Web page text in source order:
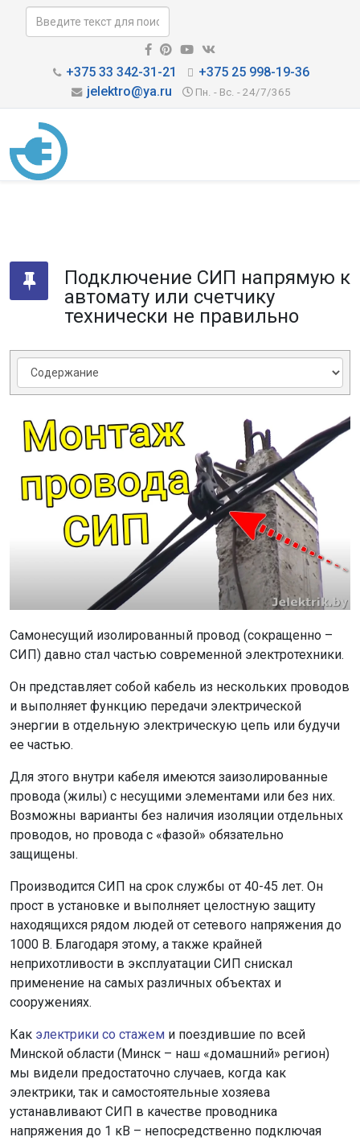
+375 33 342-31-21
+375 25 998-19-36
jelektro@ya.ru
Пн. - Вс. - 24/7/365
Подключение СИП напрямую к
автомату или счетчику
технически не правильно
Самонесущий изолированный провод (сокращенно –
СИП) давно стал частью современной электротехники.
Он представляет собой кабель из нескольких проводов
и выполняет функцию передачи электрической
энергии в отдельную электрическую цепь или будучи
ее частью.
Для этого внутри кабеля имеются заизолированные
провода (жилы) с несущими элементами или без них.
Возможны варианты без наличия изоляции отдельных
проводов, но провода с «фазой» обязательно
защищены.
Производится СИП на срок службы от 40-45 лет. Он
прост в установке и выполняет целостную защиту
находящихся рядом людей от сетевого напряжения до
1000 В. Благодаря этому, а также крайней
неприхотливости в эксплуатации СИП снискал
применение на самых различных объектах и
сооружениях.
Как электрики со стажем и поездившие по всей
Минской области (Минск – наш «домашний» регион)
мы видели предостаточно случаев, когда как
электрики, так и самостоятельные хозяева
устанавливают СИП в качестве проводника
напряжения до 1 кВ – непосредственно подключая